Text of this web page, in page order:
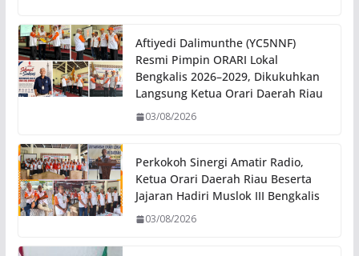
Aftiyedi Dalimunthe (YC5NNF)
Resmi Pimpin ORARI Lokal
Bengkalis 2026–2029, Dikukuhkan
Langsung Ketua Orari Daerah Riau
03/08/2026
Perkokoh Sinergi Amatir Radio,
Ketua Orari Daerah Riau Beserta
Jajaran Hadiri Muslok III Bengkalis
03/08/2026